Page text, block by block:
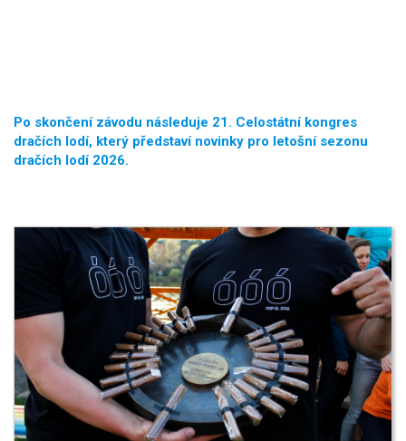
Po skončení závodu následuje 21. Celostátní kongres
dračích lodí, který představí novinky pro letošní sezonu
dračích lodí 2026.